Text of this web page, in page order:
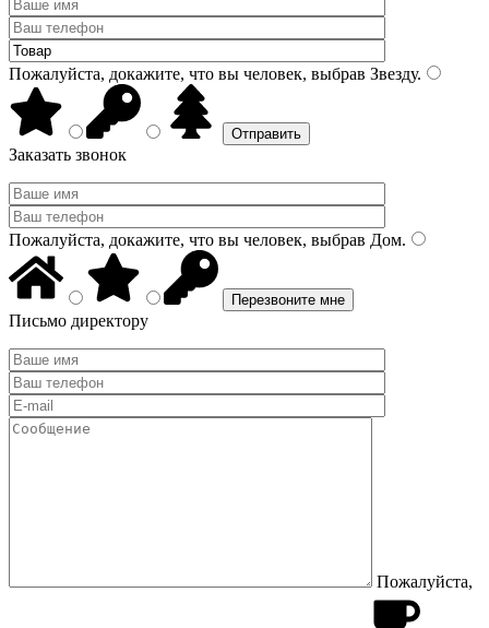
Пожалуйста, докажите, что вы человек, выбрав Звезду.
Заказать звонок
Пожалуйста, докажите, что вы человек, выбрав Дом.
Письмо директору
Пожалуйста,